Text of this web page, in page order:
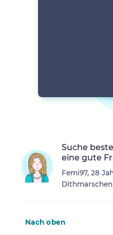
Suche
eine gute
Femi97, 28
Dithmarschen
Nach oben